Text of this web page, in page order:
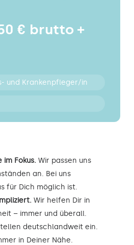
€ brutto +
und Krankenpfleger/in
im Fokus. Wir passen uns
an. Bei uns
für Dich möglich ist.
Wir helfen Dir in
– immer und überall.
deutschlandweit ein.
in Deiner Nähe.